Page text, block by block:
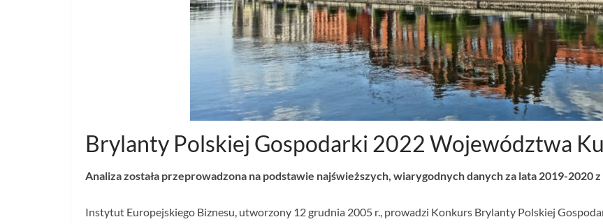
Brylanty Polskiej Gospodarki 2022 Województwa
Analiza została przeprowadzona na podstawie najświeższych, wiarygodnych danych za lata 2019-2020
Instytut Europejskiego Biznesu, utworzony 12 grudnia 2005 r., prowadzi Konkurs Brylanty Polskiej